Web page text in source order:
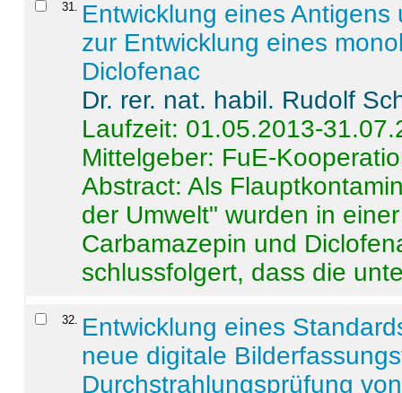
31. Entwicklung eines
zur Entwicklung eines
Diclofenac
Dr. rer. nat. habil. Rudolf
Laufzeit: 01.05.2013-
Mittelgeber: FuE-
Abstract:Als
der Umwelt" wurden in
Carbamazepin und
schlussfolgert, dass die
32. Entwicklung eines
neue digitale
Durchstrahlungsprüfung